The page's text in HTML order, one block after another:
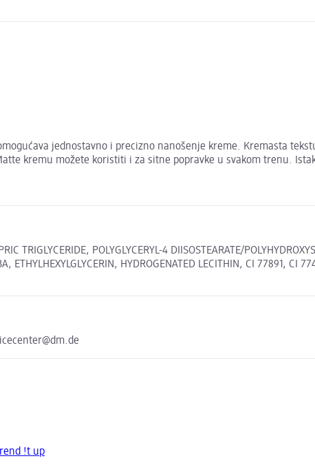
jednostavno i precizno nanošenje kreme. Kremasta
kremu možete koristiti i za sitne popravke u svakom trenu.
TRIGLYCERIDE, POLYGLYCERYL-4 DIISOSTEARATE/
ETHYLHEXYLGLYCERIN, HYDROGENATED LECITHIN, CI
!t up